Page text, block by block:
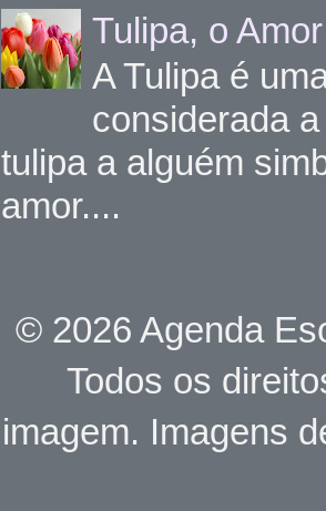
Tulipa, o
A Tulipa é
considerada
tulipa a alguém
amor....
© 2026 Agenda
Todos os
imagem. Imagens